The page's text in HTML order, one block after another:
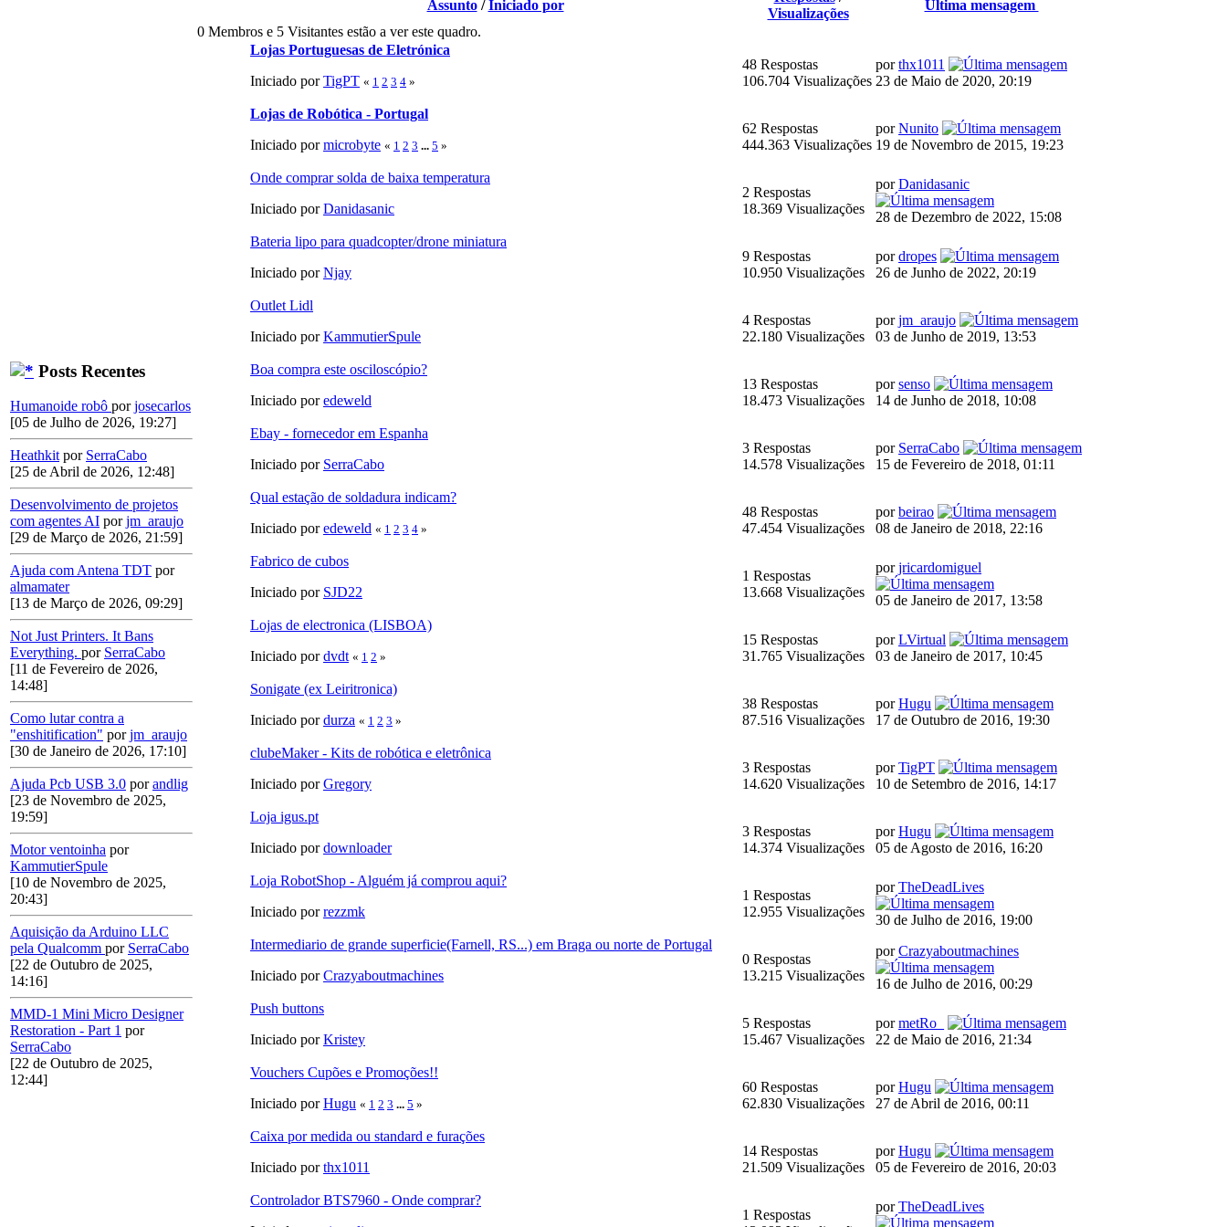
Posts Recentes
Humanoide robô porjosecarlos
[05 de Julho de 2026, 19:27]
Heathkit por SerraCabo
[25 de Abril de 2026, 12:48]
Desenvolvimento de projetos
com agentes AI porjm_araujo
[29 de Março de 2026, 21:59]
Ajuda com Antena TDT por
almamater
[13 de Março de 2026, 09:29]
Not Just Printers. It Bans
Everything. por SerraCabo
[11 de Fevereiro de 2026,
14:48]
Como lutar contra a
"enshitification" porjm_araujo
[30 de Janeiro de 2026, 17:10]
Ajuda Pcb USB 3.0 porandlig
[23 de Novembro de 2025,
19:59]
Motor ventoinha por
KammutierSpule
[10 de Novembro de 2025,
20:43]
Aquisição da Arduino LLC
pela Qualcomm por SerraCabo
[22 de Outubro de 2025,
14:16]
MMD-1 Mini Micro Designer
Restoration - Part 1 por
SerraCabo
[22 de Outubro de 2025,
12:44]
Assunto/Iniciado por
Visualizações
Última mensagem
0 Membros e 5 Visitantes estão a ver este quadro.
Lojas Portuguesas de Eletrónica
Iniciado porTigPT « 1 2 3 4 »
48 Respostas
106.704 Visualizações
porthx1011
23 de Maio de 2020, 20:19
Lojas de Robótica - Portugal
Iniciado pormicrobyte « 1 2 3 ... 5 »
62 Respostas
444.363 Visualizações
porNunito
19 de Novembro de 2015, 19:23
Onde comprar solda de baixa temperatura
Iniciado porDanidasanic
2 Respostas
18.369 Visualizações
porDanidasanic
28 de Dezembro de 2022, 15:08
Bateria lipo para quadcopter/drone miniatura
Iniciado porNjay
9 Respostas
10.950 Visualizações
pordropes
26 de Junho de 2022, 20:19
Outlet Lidl
Iniciado porKammutierSpule
4 Respostas
22.180 Visualizações
porjm_araujo
03 de Junho de 2019, 13:53
Boa compra este osciloscópio?
Iniciado poredeweld
13 Respostas
18.473 Visualizações
porsenso
14 de Junho de 2018, 10:08
Ebay - fornecedor em Espanha
Iniciado por SerraCabo
3 Respostas
14.578 Visualizações
por SerraCabo
15 de Fevereiro de 2018, 01:11
Qual estação de soldadura indicam?
Iniciado poredeweld « 1 2 3 4 »
48 Respostas
47.454 Visualizações
porbeirao
08 de Janeiro de 2018, 22:16
Fabrico de cubos
Iniciado por SJD22
1 Respostas
13.668 Visualizações
porjricardomiguel
05 de Janeiro de 2017, 13:58
Lojas de electronica (LISBOA)
Iniciado pordvdt « 1 2 »
15 Respostas
31.765 Visualizações
porLVirtual
03 de Janeiro de 2017, 10:45
Sonigate (ex Leiritronica)
Iniciado pordurza « 1 2 3 »
38 Respostas
87.516 Visualizações
porHugu
17 de Outubro de 2016, 19:30
clubeMaker - Kits de robótica e eletrônica
Iniciado porGregory
3 Respostas
14.620 Visualizações
porTigPT
10 de Setembro de 2016, 14:17
Loja igus.pt
Iniciado pordownloader
3 Respostas
14.374 Visualizações
porHugu
05 de Agosto de 2016, 16:20
Loja RobotShop - Alguém já comprou aqui?
Iniciado porrezzmk
1 Respostas
12.955 Visualizações
porTheDeadLives
30 de Julho de 2016, 19:00
Intermediario de grande superficie(Farnell, RS...) em Braga ou norte de Portugal
Iniciado porCrazyaboutmachines
0 Respostas
13.215 Visualizações
porCrazyaboutmachines
16 de Julho de 2016, 00:29
Push buttons
Iniciado porKristey
5 Respostas
15.467 Visualizações
pormetRo_
22 de Maio de 2016, 21:34
Vouchers Cupões e Promoções!!
Iniciado porHugu « 1 2 3 ... 5 »
60 Respostas
62.830 Visualizações
porHugu
27 de Abril de 2016, 00:11
Caixa por medida ou standard e furações
Iniciado porthx1011
14 Respostas
21.509 Visualizações
porHugu
05 de Fevereiro de 2016, 20:03
Controlador BTS7960 - Onde comprar?
1 Respostas
porTheDeadLives